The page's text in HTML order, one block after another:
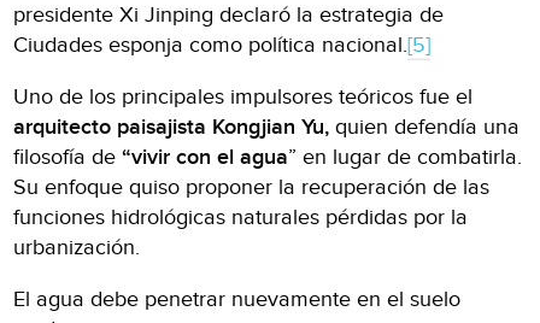
presidente Xi Jinping declaró la estrategia de
Ciudades esponja como política nacional.[5]
Uno de los principales impulsores teóricos fue el
arquitecto paisajista Kongjian Yu, quien defendía una
filosofía de“vivir con el agua” en lugar de combatirla.
Su enfoque quiso proponer la recuperación de las
funciones hidrológicas naturales pérdidas por la
urbanización.
El agua debe penetrar nuevamente en el suelo